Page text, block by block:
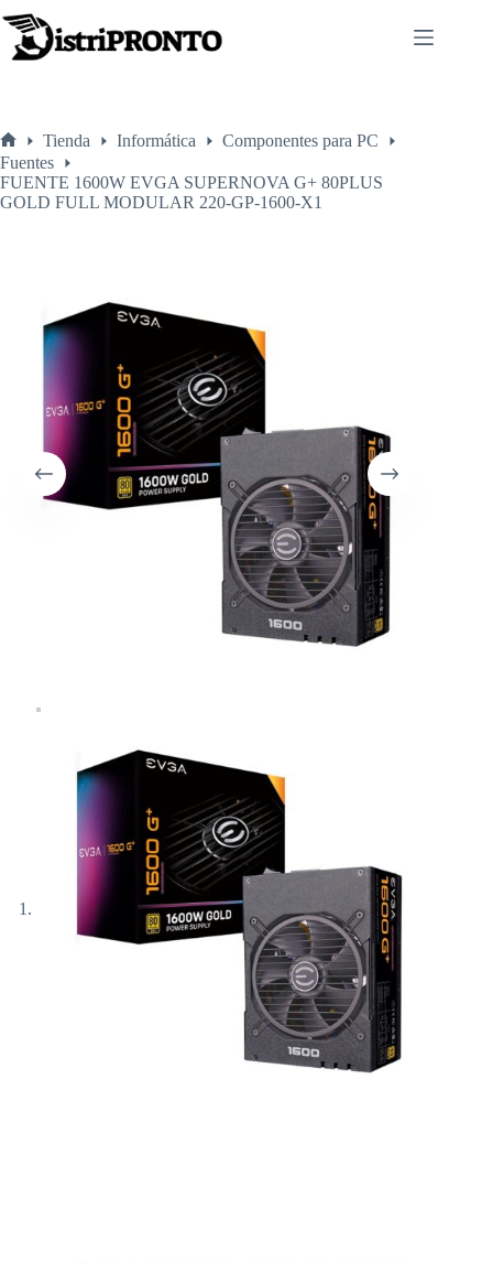
al
contenido
Inicio
Tienda Informática
Componentes para PC
Fuentes
FUENTE 1600W EVGA SUPERNOVA G+ 80PLUS
GOLD FULL MODULAR 220-GP-1600-X1